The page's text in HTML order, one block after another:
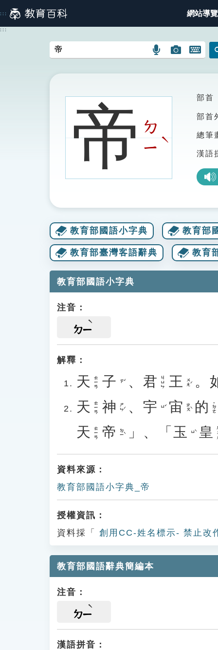
到
主
::: 網站導覽
:::
語
搜
圖
圖
搜
開
鍵
圖
帝ㄉ
ㄧ
ˋ
部首
部首
總筆
漢語
教育部國語小字典 教育部
教育部臺灣客語辭典 教育
教育部國語小字典
注音：
ㄉㄧ
解釋：
天 ㄊㄧㄢ 子 ㄗˇ 、 君 ㄐㄩㄣ 王 ㄨㄤˊ 。
天 ㄊㄧㄢ 神 ㄕㄣˊ 、 宇 ㄩˇ 宙 ㄓㄡˋ 的 ˙ㄉㄜ
天 ㄊㄧㄢ 帝 ㄉㄧˋ 」、「 玉 ㄩˋ 皇
資料來源：
教育部國語小字典_帝
授權資訊：
資料採「
創用CC-姓名標示- 禁止改
教育部國語辭典簡編本
注音：
ㄉㄧ
漢語拼音：